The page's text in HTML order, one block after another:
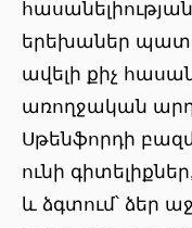
երեխաներ
ավելի քիչ
առողջական
Սթենֆորդի
ունի
և ձգտում՝ ձեր